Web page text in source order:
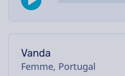
Vanda
Femme, Portugal